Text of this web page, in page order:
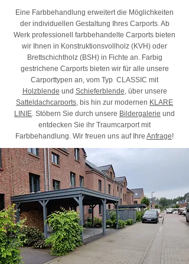
Eine Farbbehandlung erweitert die Möglichkeiten
der individuellen Gestaltung Ihres Carports. Ab
Werk professionell farbbehandelte Carports bieten
wir Ihnen in Konstruktionsvollholz (KVH) oder
Brettschichtholz (BSH) in Fichte an. Farbig
gestrichene Carports bieten wir für alle unsere
Carporttypen an, vom Typ CLASSIC mit
Holzblende und Schieferblende, über unsere
Satteldachcarports, bis hin zur modernen KLARE
LINIE. Stöbern Sie durch unsere Bildergalerie und
entdecken Sie ihr Traumcarport mit
Farbbehandlung. Wir freuen uns auf Ihre Anfrage!